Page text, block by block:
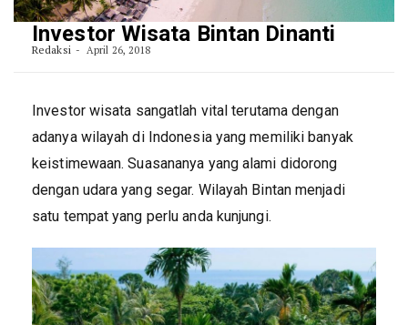
Investor Wisata Bintan Dinanti
Redaksi April 26, 2018
Investor wisata sangatlah vital terutama dengan
adanya wilayah di Indonesia yang memiliki banyak
keistimewaan. Suasananya yang alami didorong
dengan udara yang segar. Wilayah Bintan menjadi
satu tempat yang perlu anda kunjungi.